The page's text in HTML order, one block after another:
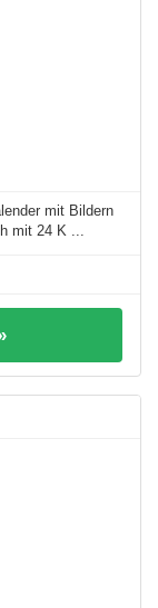
mit Bildern
mit 24 K ...